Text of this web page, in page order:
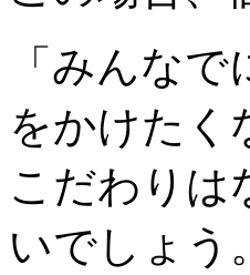
「みんな
をかけたく
こだわりは
いでしょう。